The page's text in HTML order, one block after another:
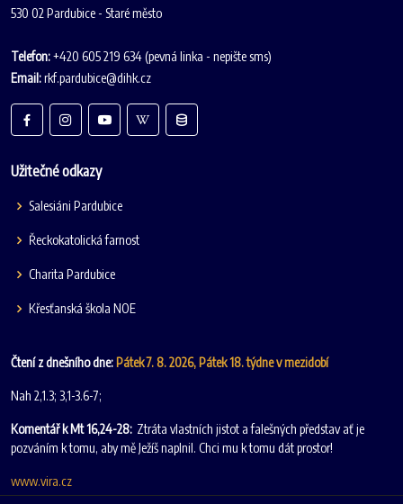
530 02 Pardubice - Staré město
Telefon:+420 605 219 634 (pevná linka - nepište sms)
Email:rkf.pardubice@dihk.cz
Užitečné odkazy
Salesiáni Pardubice
Řeckokatolická farnost
Charita Pardubice
Křesťanská škola NOE
Čtení z dnešního dne: Pátek 7. 8. 2026, Pátek 18. týdne v mezidobí
Nah 2,1.3; 3,1-3.6-7;
Komentář k Mt 16,24-28: Ztráta vlastních jistot a falešných představ ať je
pozváním k tomu, aby mě Ježíš naplnil. Chci mu k tomu dát prostor!
www.vira.cz